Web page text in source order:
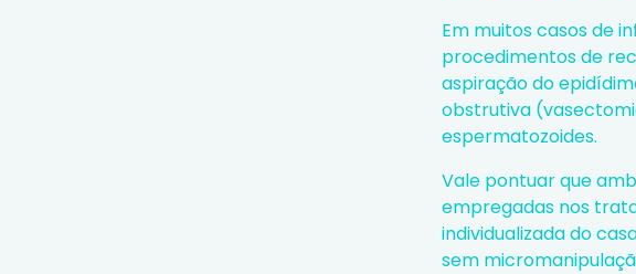
Em muitos casos de
procedimentos de
aspiração do
obstrutiva
espermatozoides.
Vale pontuar que
empregadas nos
individualizada do
sem